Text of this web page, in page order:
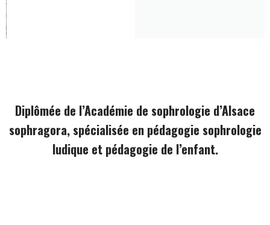
Diplômée de l’Académie de sophrologie d’Alsace
sophragora, spécialisée en pédagogie sophrologie
ludique et pédagogie de l’enfant.